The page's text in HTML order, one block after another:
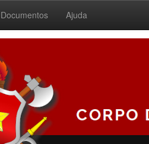
Documentos Ajuda